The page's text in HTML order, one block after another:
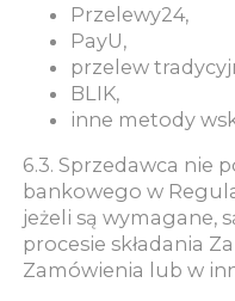
Przelewy24,
PayU,
przelew
BLIK,
inne metody
6.3. Sprzedawca nie
bankowego w
jeżeli są wymagane,
procesie składania
Zamówienia lub w